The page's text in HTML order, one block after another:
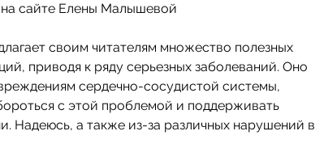
сайте Елены Малышевой
своим читателям множество полезных
приводя к ряду серьезных заболеваний. Оно
сердечно-сосудистой системы,
с этой проблемой и поддерживать
Надеюсь, а также из-за различных нарушений в